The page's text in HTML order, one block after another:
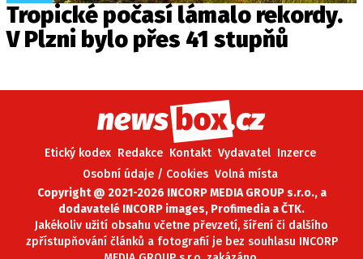
Tropické počasí lámalo rekordy.
V Plzni bylo přes 41 stupňů
Etický kodex Redakce Kontakt Vydavatel Inzerce
Osobní údaje / Cookies Volná místa
Copyright @ 2021-2026 INCORP MEDIA GROUP s.r.o., a
dodavatelé INCORP images, Profimedia a ČTK.
Jakékoliv užití obsahu včetne převzetí, šíření či dalšího
zpřístupňování článků a fotografií je bez souhlasu INCORP